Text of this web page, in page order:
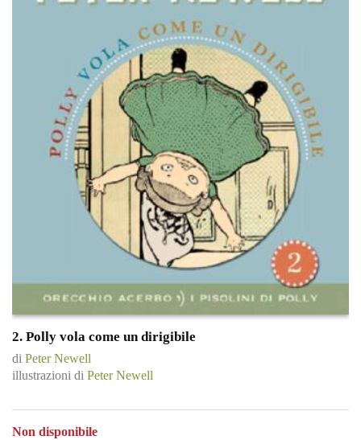
2. Polly vola come un dirigibile
di Peter Newell
illustrazioni di Peter Newell
Non disponibile